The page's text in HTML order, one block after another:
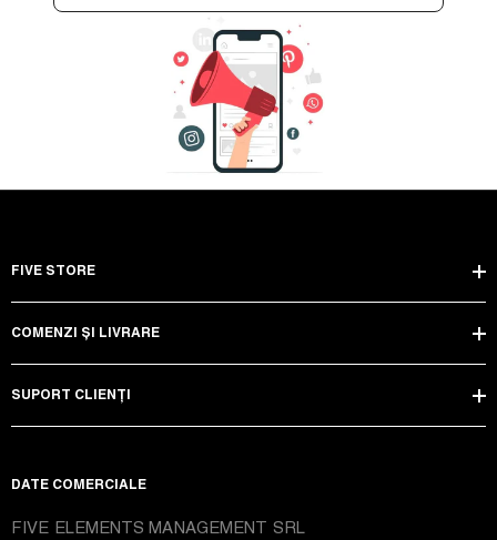
FIVE STORE
COMENZI ȘI LIVRARE
SUPORT CLIENȚI
DATE COMERCIALE
FIVE ELEMENTS MANAGEMENT SRL